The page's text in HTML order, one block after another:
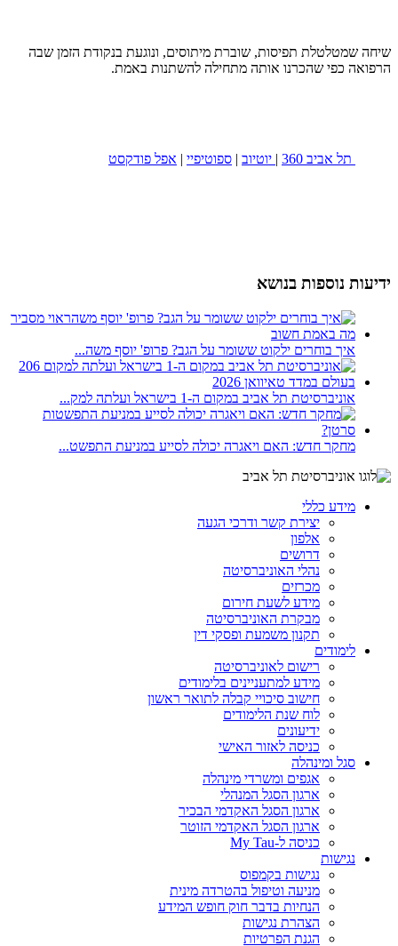
שיחה שמטלטלת תפיסות, שוברת מיתוסים, ונוגעת בנקודת הזמן שבה
הרפואה כפי שהכרנו אותה מתחילה להשתנות באמת.
תל אביב 360 | יוטיוב | ספוטיפיי | אפל פודקסט
ידיעות נוספות בנושא
איך בוחרים ילקוט ששומר על הגב? פרופ' יוסף משה...
אוניברסיטת תל אביב במקום ה-1 בישראל ועלתה למק...
מחקר חדש: האם ויאגרה יכולה לסייע במניעת התפשט...
מידע כללי
יצירת קשר ודרכי הגעה
אלפון
דרושים
נהלי האוניברסיטה
מכרזים
מידע לשעת חירום
מבקרת האוניברסיטה
תקנון משמעת ופסקי דין
לימודים
רישום לאוניברסיטה
מידע למתעניינים בלימודים
חישוב סיכויי קבלה לתואר ראשון
לוח שנת הלימודים
ידיעונים
כניסה לאזור האישי
סגל ומינהלה
אגפים ומשרדי מינהלה
ארגון הסגל המנהלי
ארגון הסגל האקדמי הבכיר
ארגון הסגל האקדמי הזוטר
כניסה ל-My Tau
נגישות
נגישות בקמפוס
מניעה וטיפול בהטרדה מינית
הנחיות בדבר חוק חופש המידע
הצהרת נגישות
הגנת הפרטיות